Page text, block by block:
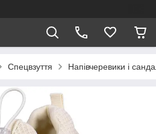
Спецвзуття Напівчеревики і